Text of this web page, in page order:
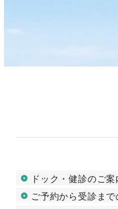
ドック・健診のご案
ご予約から受診ま